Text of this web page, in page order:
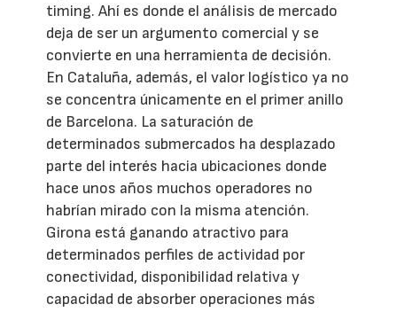
timing. Ahí es donde el análisis de mercado
deja de ser un argumento comercial y se
convierte en una herramienta de decisión.
En Cataluña, además, el valor logístico ya no
se concentra únicamente en el primer anillo
de Barcelona. La saturación de
determinados submercados ha desplazado
parte del interés hacia ubicaciones donde
hace unos años muchos operadores no
habrían mirado con la misma atención.
Girona está ganando atractivo para
determinados perfiles de actividad por
conectividad, disponibilidad relativa y
capacidad de absorber operaciones más